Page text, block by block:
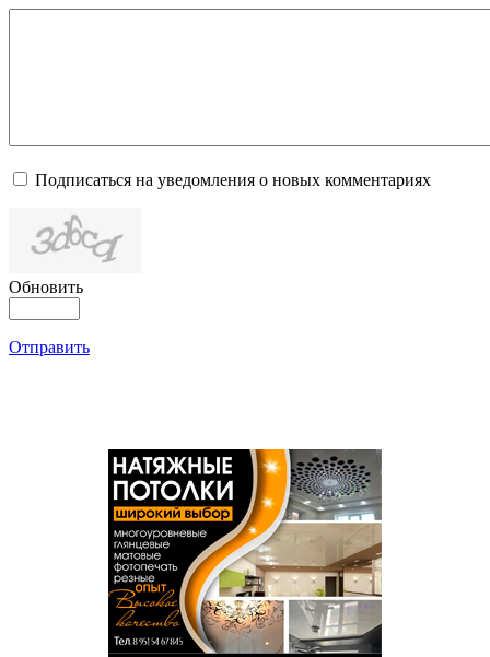
Подписаться на уведомления о новых комментариях
Обновить
Отправить